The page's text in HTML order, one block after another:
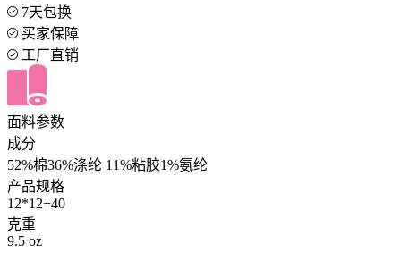
7天包换
买家保障
工厂直销
面料参数
成分
52%棉36%涤纶 11%粘胶1%氨纶
产品规格
12*12+40
克重
9.5 oz